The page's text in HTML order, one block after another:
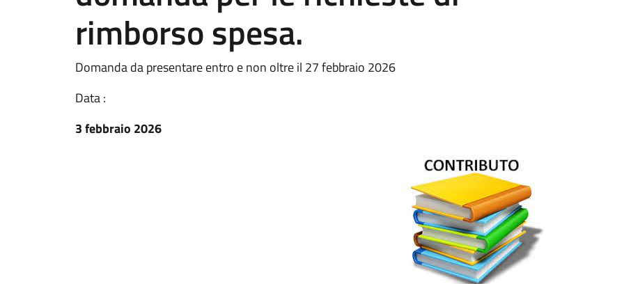
rimborso spesa.
Domanda da presentare entro e non oltre il 27 febbraio 2026
Data :
3 febbraio 2026